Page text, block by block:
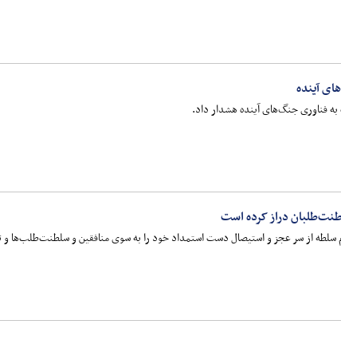
آینده
فناوری جنگ‌های آینده هشدار داد.
دراز کرده است
از سر عجز و استیصال دست استمداد خود را به سوی منافقین و سلطنت‌طلب‌ها و